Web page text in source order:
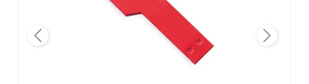
Previous Next